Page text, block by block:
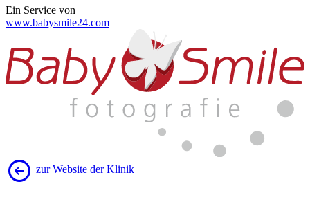
Ein Service von
www.babysmile24.com
zur Website der Klinik